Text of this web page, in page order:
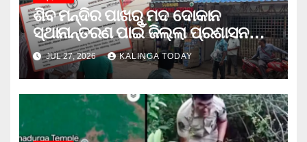
ଶିବ ମନ୍ଦିର ପାଖରୁ ମଦ ଦୋକାନ
ସ୍ଥାନାନ୍ତରଣ ପାଇଁ ଜିଲ୍ଲା ପ୍ରଶାସନକୁ
ଦାବି କଲେ ଅନିଲ
JUL 27, 2026 KALINGA TODAY